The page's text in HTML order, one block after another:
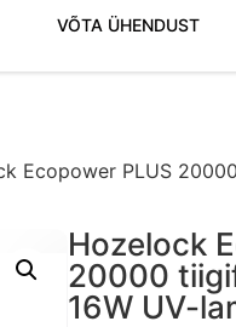
VÕTA ÜHENDUST
Ecopower PLUS
Hozelock
20000
16W UV-